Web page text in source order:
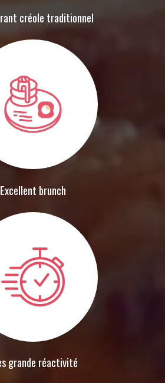
créole traditionnel
Excellent brunch
grande réactivité